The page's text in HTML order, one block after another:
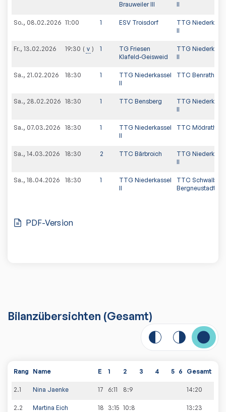
Brauweiler III II
So., 08.02.2026 11:00 1 ESV Troisdorf
TTG
II
Fr., 13.02.2026 19:30 v 1
TG Friesen
Klafeld-Geisweid
TTG
II
Sa., 21.02.2026 18:30 1
TTG Niederkassel
II
TTC Benrath
Sa., 28.02.2026 18:30 1 TTC Bensberg
TTG
II
Sa., 07.03.2026 18:30 1
TTG Niederkassel
II
TTC Mödrath
Sa., 14.03.2026 18:30 2 TTC Bärbroich
TTG
II
Sa., 18.04.2026 18:30 1
TTG Niederkassel
II
TTC Schwalbe
Bergneustadt II
PDF-Version
Bilanzübersichten (Gesamt)
Rang Name E 1 2 3 4 5 6 Gesamt
2.1 Nina Jaenke 17 6:11 8:9 14:20
2.2 Martina Eich 18 3:15 10:8 13:23